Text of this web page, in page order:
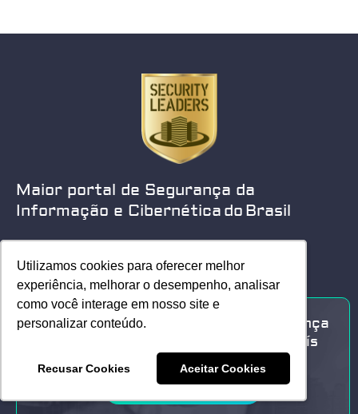
Utilizamos cookies para oferecer melhor
experiência, melhorar o desempenho, analisar
como você interage em nosso site e
personalizar conteúdo.
Recusar Cookies Aceitar Cookies
Utilizamos cookies para oferecer melhor
experiência, melhorar o desempenho, analisar
como você interage em nosso site e
personalizar conteúdo.
Recusar Cookies Aceitar Cookies
Maior portal de Segurança da
Informação e Cibernética do Brasil
Sua marca no único portal de Segurança
da Informação e Cyber Security do País
Seja um patrocinador